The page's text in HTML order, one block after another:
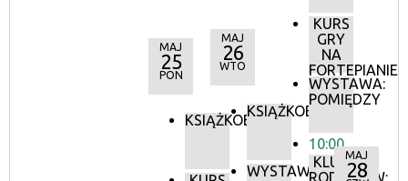
MAJ
25
PON
KSIĄŻKOBIEG
MAJ
26
WTO
KSIĄŻKOBIEG
WYSTAWA:
KURS
GRY
NA
FORTEPIANIE
WYSTAWA:
POMIĘDZY
10:00
KLUB
RODZICÓW:
MAJ
28